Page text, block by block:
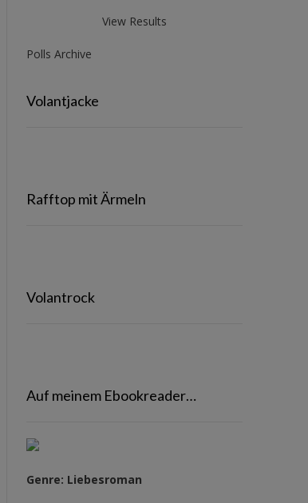
View Results
Polls Archive
Volantjacke
Rafftop mit Ärmeln
Volantrock
Auf meinem Ebookreader…
Genre: Liebesroman